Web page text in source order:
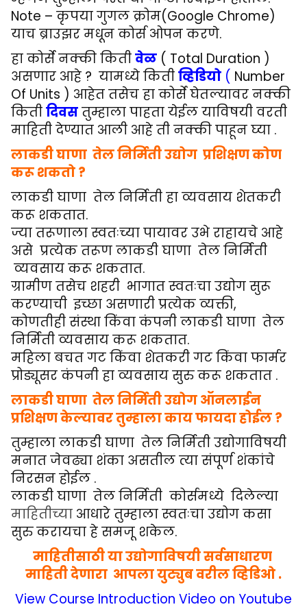
Note – कृपया गुगल क्रोम(Google Chrome)
याच ब्राउझर मधून कोर्स ओपन करणे.
हा कोर्से नक्की कितीवेळ ( Total Duration )
असणार आहे ? यामध्ये कितीव्हिडियो ( Number
Of Units ) आहेत तसेच हा कोर्से घेतल्यावर नक्की
कितीदिवसतुम्हाला पाहता येईल याविषयी वरती
माहिती देण्यात आली आहे ती नक्की पाहून घ्या .
लाकडी घाणा तेल निर्मिती उद्योग प्रशिक्षण कोण
करू शकतो ?
लाकडी घाणा तेल निर्मितीहा व्यवसाय शेतकरी
करू शकतात.
ज्या तरूणाला स्वतःच्या पायावर उभे राहायचे आहे
असे प्रत्येक तरूणलाकडी घाणा तेल निर्मिती
व्यवसाय करू शकतात.
ग्रामीण तसेच शहरी भागात स्वतःचा उद्योग सुरू
करण्याची इच्छा असणारी प्रत्येक व्यक्ती,
कोणतीही संस्था किंवा कंपनीलाकडी घाणा तेल
निर्मितीव्यवसाय करू शकतात.
महिला बचत गट किंवा शेतकरी गट किंवा फार्मर
प्रोड्यूसर कंपनी हा व्यवसाय सुरु करू शकतात .
लाकडी घाणा तेल निर्मितीउद्योग ऑनलाईन
प्रशिक्षण केल्यावर तुम्हाला काय फायदा होईल ?
तुम्हालालाकडी घाणा तेल निर्मितीउद्योगाविषयी
मनात जेवढ्या शंका असतील त्या संपूर्ण शंकांचे
निरसन होईल .
लाकडी घाणा तेल निर्मिती कोर्समध्ये दिलेल्या
माहितीच्या आधारे तुम्हाला स्वतःचा उद्योग कसा
सुरु करायचा हे समजू शकेल.
माहितीसाठी या उद्योगाविषयी सर्वसाधारण
माहिती देणारा आपला युट्युब वरील व्हिडिओ .
View Course Introduction Video on Youtube